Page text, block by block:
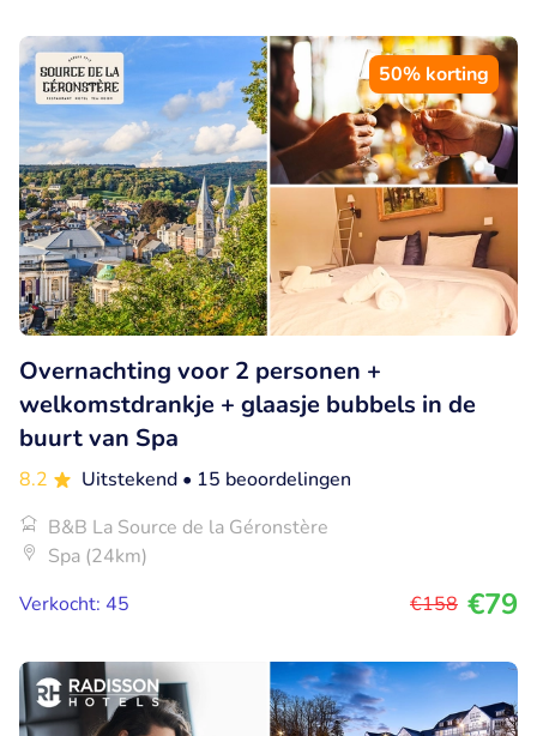
50% korting
Overnachting voor 2 personen +
welkomstdrankje + glaasje bubbels in de
buurt van Spa
8.2 Uitstekend • 15 beoordelingen
B&B La Source de la Géronstère
Spa (24km)
Verkocht: 45
€158 €79